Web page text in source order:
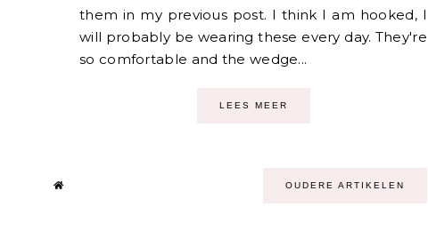
them in my previous post. I think I am hooked, I
will probably be wearing these every day. They're
so comfortable and the wedge...
LEES MEER
OUDERE ARTIKELEN